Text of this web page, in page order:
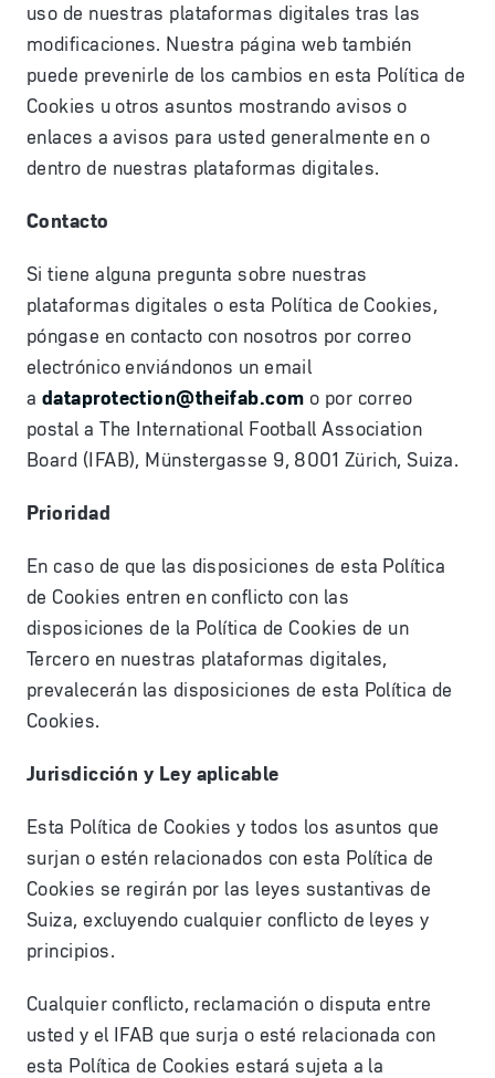
uso de nuestras plataformas digitales tras las
modificaciones. Nuestra página web también
puede prevenirle de los cambios en esta Política de
Cookies u otros asuntos mostrando avisos o
enlaces a avisos para usted generalmente en o
dentro de nuestras plataformas digitales.
Contacto
Si tiene alguna pregunta sobre nuestras
plataformas digitales o esta Política de Cookies,
póngase en contacto con nosotros por correo
electrónico enviándonos un email
a dataprotection@theifab.com o por correo
postal a The International Football Association
Board (IFAB), Münstergasse 9, 8001 Zürich, Suiza.
Prioridad
En caso de que las disposiciones de esta Política
de Cookies entren en conflicto con las
disposiciones de la Política de Cookies de un
Tercero en nuestras plataformas digitales,
prevalecerán las disposiciones de esta Política de
Cookies.
Jurisdicción y Ley aplicable
Esta Política de Cookies y todos los asuntos que
surjan o estén relacionados con esta Política de
Cookies se regirán por las leyes sustantivas de
Suiza, excluyendo cualquier conflicto de leyes y
principios.
Cualquier conflicto, reclamación o disputa entre
usted y el IFAB que surja o esté relacionada con
esta Política de Cookies estará sujeta a la